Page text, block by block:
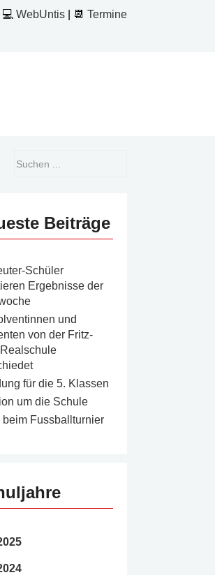
| 💻 WebUntis | 📆 Termine
Beiträge
Schüler
Ergebnisse der
und
von der Fritz-
für die 5. Klassen
um die Schule
beim Fussballturnier